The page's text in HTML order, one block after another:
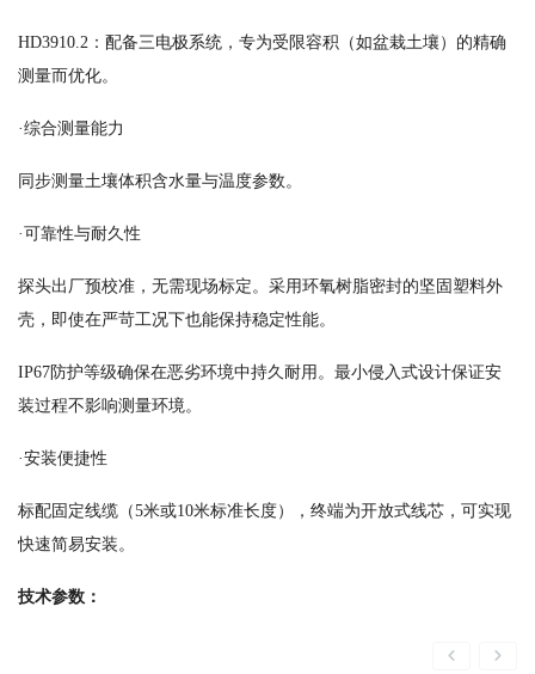
HD3910.2：配备三电极系统，专为受限容积（如盆栽土壤）的精确
测量而优化。
·综合测量能力
同步测量土壤体积含水量与温度参数。
·可靠性与耐久性
探头出厂预校准，无需现场标定。采用环氧树脂密封的坚固塑料外
壳，即使在严苛工况下也能保持稳定性能。
IP67防护等级确保在恶劣环境中持久耐用。最小侵入式设计保证安
装过程不影响测量环境。
·安装便捷性
标配固定线缆（5米或10米标准长度），终端为开放式线芯，可实现
快速简易安装。
技术参数：